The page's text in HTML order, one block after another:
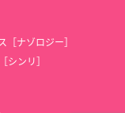
［ナゾロジー］
シンリ］